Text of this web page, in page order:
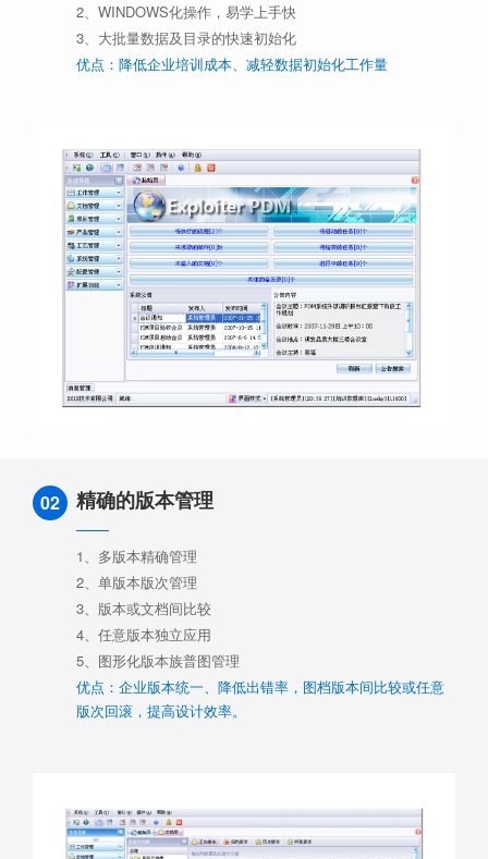
2、WINDOWS化操作，易学上手快
3、大批量数据及目录的快速初始化
优点：降低企业培训成本、减轻数据初始化工作量
02 精确的版本管理
1、多版本精确管理
2、单版本版次管理
3、版本或文档间比较
4、任意版本独立应用
5、图形化版本族普图管理
优点：企业版本统一、降低出错率，图档版本间比较或任意
版次回滚，提高设计效率。